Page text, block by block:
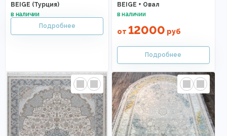
BEIGE (Турция)
BEIGE + Овал
от 12000 руб